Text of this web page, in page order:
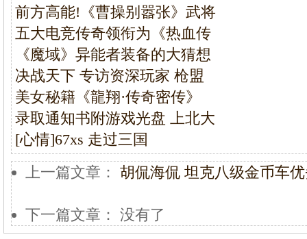
前方高能!《曹操别嚣张》武将
五大电竞传奇领衔为《热血传
《魔域》异能者装备的大猜想
决战天下 专访资深玩家 枪盟
美女秘籍《龍翔·传奇密传》
录取通知书附游戏光盘 上北大
[心情]67xs 走过三国
上一篇文章： 胡侃海侃 坦克八级金币车
下一篇文章： 没有了